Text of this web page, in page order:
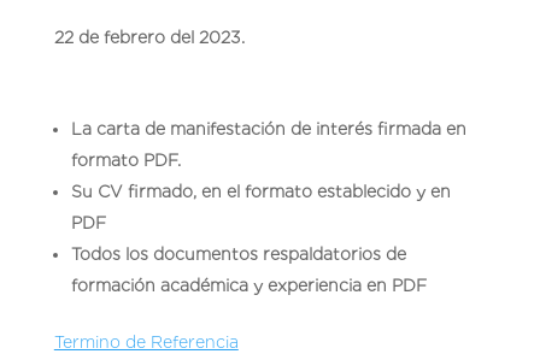
22 de febrero del 2023.
La carta de manifestación de interés firmada en
formato PDF.
Su CV firmado, en el formato establecido y en
PDF
Todos los documentos respaldatorios de
formación académica y experiencia en PDF
Termino de Referencia